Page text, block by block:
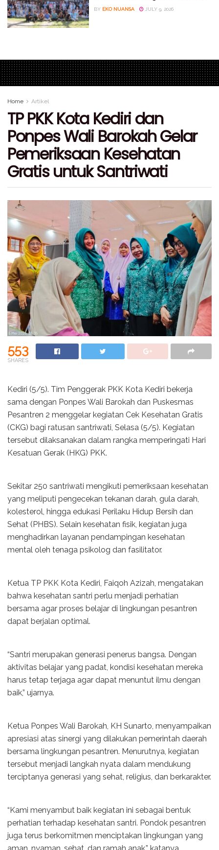
BY EKO NUANSA JULY 9, 2026
Home Artikel
TP PKK Kota Kediri dan
Ponpes Wali Barokah Gelar
Pemeriksaan Kesehatan
Gratis untuk Santriwati
553
SHARES
Kediri (5/5). Tim Penggerak PKK Kota Kediri bekerja
sama dengan Ponpes Wali Barokah dan Puskesmas
Pesantren 2 menggelar kegiatan Cek Kesehatan Gratis
(CKG) bagi ratusan santriwati, Selasa (5/5). Kegiatan
tersebut dilaksanakan dalam rangka memperingati Hari
Kesatuan Gerak (HKG) PKK.
Sekitar 250 santriwati mengikuti pemeriksaan kesehatan
yang meliputi pengecekan tekanan darah, gula darah,
kolesterol, hingga edukasi Perilaku Hidup Bersih dan
Sehat (PHBS). Selain kesehatan fisik, kegiatan juga
menghadirkan layanan pendampingan kesehatan
mental oleh tenaga psikolog dan fasilitator.
Ketua TP PKK Kota Kediri, Faiqoh Azizah, mengatakan
bahwa kesehatan santri perlu menjadi perhatian
bersama agar proses belajar di lingkungan pesantren
dapat berjalan optimal.
“Santri merupakan generasi penerus bangsa. Dengan
aktivitas belajar yang padat, kondisi kesehatan mereka
harus tetap terjaga agar dapat menuntut ilmu dengan
baik,” ujarnya.
Ketua Ponpes Wali Barokah, KH Sunarto, menyampaikan
apresiasi atas sinergi yang dilakukan pemerintah daerah
bersama lingkungan pesantren. Menurutnya, kegiatan
tersebut menjadi langkah nyata dalam mendukung
terciptanya generasi yang sehat, religius, dan berkarakter.
“Kami menyambut baik kegiatan ini sebagai bentuk
perhatian terhadap kesehatan santri. Pondok pesantren
juga terus berkomitmen menciptakan lingkungan yang